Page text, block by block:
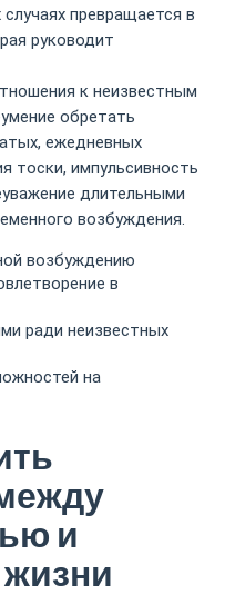
превращается в
руководит
к неизвестным
обретать
ежедневных
тоски, импульсивность
длительными
возбуждения.
возбуждению
в
ради неизвестных
на
и